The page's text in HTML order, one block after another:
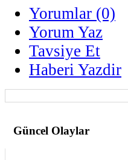
Yorumlar (0)
Yorum Yaz
Tavsiye Et
Haberi Yazdir
Güncel Olaylar